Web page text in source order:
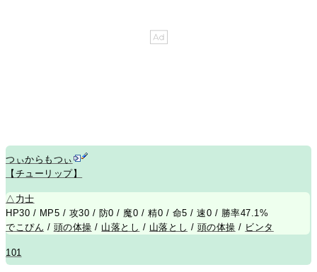
つぃからもつぃ
【チューリップ】
△ 力士
HP30 / MP5 / 攻30 / 防0 / 魔0 / 精0 / 命5 / 速0 / 勝率47.1%
でこぴん / 頭の体操 / 山落とし / 山落とし / 頭の体操 / ビンタ
101